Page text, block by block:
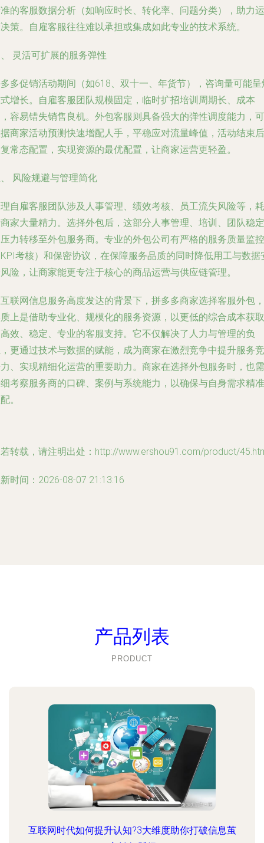
的客服数据分析（如响应时长、转化率、问题分类），助力运
策。自雇客服往往难以承担或集成如此专业的技术系统。
灵活可扩展的服务弹性
多促销活动期间（如618、双十一、年货节），咨询量可能呈
增长。自雇客服团队规模固定，临时扩招培训周期长、成本
容易错失销售良机。外包客服则具备强大的弹性调度能力，可
商家活动预测快速增配人手，平稳应对流量峰值，活动结束后
常态配置，实现资源的最优配置，让商家运营更轻盈。
风险规避与管理简化
自雇客服团队涉及人事管理、绩效考核、员工流失风险等，耗
家大量精力。选择外包后，这部分人事管理、培训、团队稳定
力转移至外包服务商。专业的外包公司有严格的服务质量监控
考核）和保密协议，在保障服务品质的同时降低用工与数据
险，让商家能更专注于核心的商品运营与供应链管理。
联网信息服务高度发达的背景下，拼多多商家选择客服外包，
上是借助专业化、规模化的服务资源，以更低的综合成本获取
效、稳定、专业的客服支持。它不仅解决了人力与管理的负
更通过技术与数据的赋能，成为商家在激烈竞争中提升服务竞
、实现精细化运营的重要助力。商家在选择外包服务时，也需
考察服务商的口碑、案例与系统能力，以确保与自身需求精准
。
转载，请注明出处：http://www.ershou91.com/product/
时间：2026-08-07 21:13:16
产品列表
PRODUCT
互联网时代如何提升认知?3大维度助你打破信息茧